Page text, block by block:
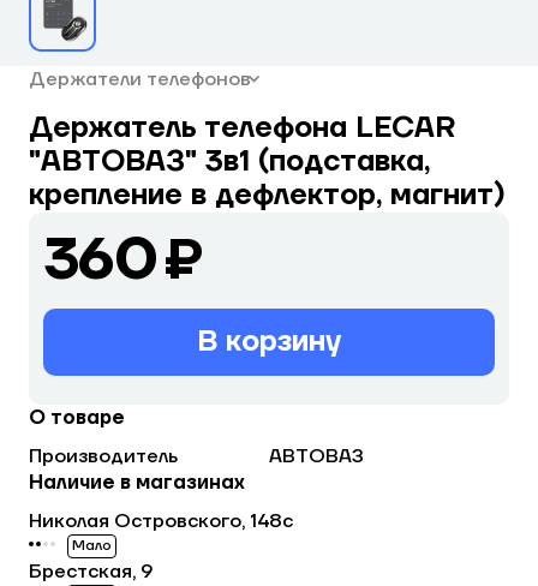
Держатели телефонов
Держатель телефона LECAR
"АВТОВАЗ" 3в1 (подставка,
крепление в дефлектор, магнит)
360 ₽
В корзину
О товаре
Производитель
АВТОВАЗ
Наличие в магазинах
Николая Островского, 148с
Мало
Брестская, 9